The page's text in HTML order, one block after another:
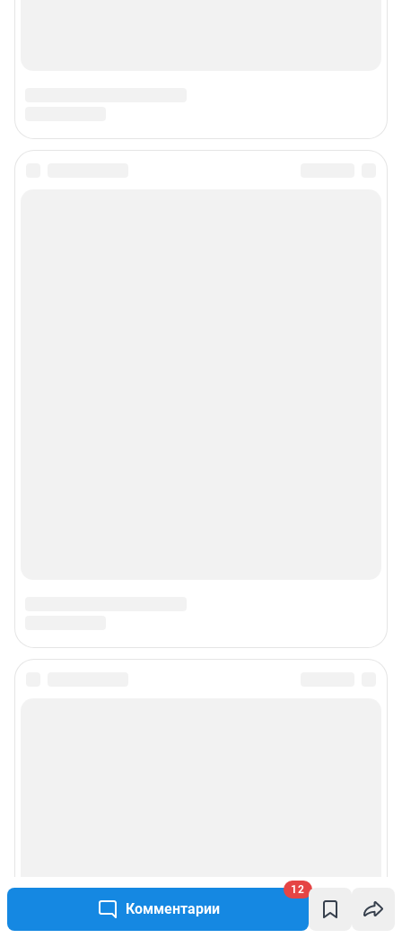
Комментарии
12